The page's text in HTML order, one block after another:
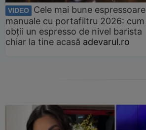
VIDEO
Cele mai bune espressoare
manuale cu portafiltru 2026: cum
obții un espresso de nivel barista
chiar la tine acasă adevarul.ro